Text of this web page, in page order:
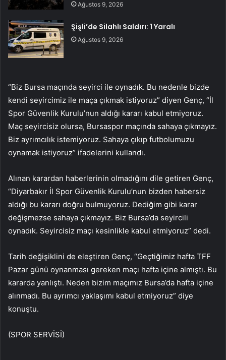
Ağustos 9, 2026
Şişli’de Silahlı Saldırı: 1 Yaralı
Ağustos 9, 2026
“Biz Bursa maçında seyirci ile oynadık. Bu nedenle bizde
kendi seyircimiz ile maça çıkmak istiyoruz” diyen Genç, “İl
Spor Güvenlik Kurulu’nun aldığı kararı kabul etmiyoruz.
Maç seyircisiz olursa, Bursaspor maçında sahaya çıkmayız.
Biz ayrımcılık istemiyoruz. Sahaya çıkıp futbolumuzu
oynamak istiyoruz” ifadelerini kullandı.
Alınan karardan haberlerinin olmadığını dile getiren Genç,
“Diyarbakır İl Spor Güvenlik Kurulu’nun bizden habersiz
aldığı bu kararı doğru bulmuyoruz. Dediğim gibi karar
değişmezse sahaya çıkmayız. Biz Bursa’da seyircili
oynadık. Seyircisiz maçı kesinlikle kabul etmiyoruz” dedi.
Tarih değişiklini de eleştiren Genç, “Geçtiğimiz hafta TFF
Pazar günü oynanması gereken maçı hafta içine almıştı. Bu
kararda yanlıştı. Neden bizim maçımız Bursa’da hafta içine
alınmadı. Bu ayrımcı yaklaşımı kabul etmiyoruz” diye
konuştu.
(SPOR SERVİSİ)